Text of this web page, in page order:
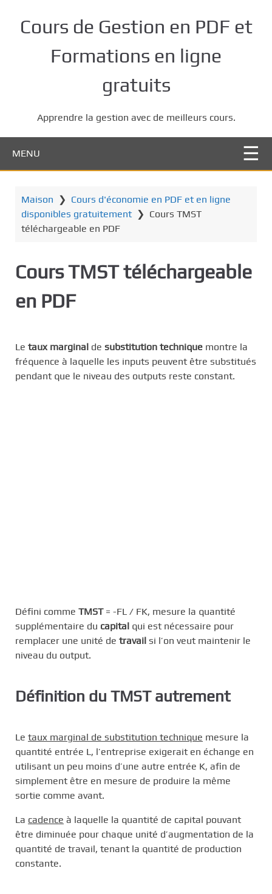
o
Cours de Gestion en PDF et
Formations en ligne
gratuits
Apprendre la gestion avec de meilleurs cours.
MENU
Maison ❯ Cours d'économie en PDF et en ligne
disponibles gratuitement ❯ Cours TMST
téléchargeable en PDF
Cours TMST téléchargeable
en PDF
Le taux marginal de substitution technique montre la
fréquence à laquelle les inputs peuvent être substitués
pendant que le niveau des outputs reste constant.
Défini comme TMST= -FL / FK, mesure la quantité
supplémentaire du capital qui est nécessaire pour
remplacer une unité de travail si l’on veut maintenir le
niveau du output.
Définition du TMST autrement
Le taux marginal de substitution technique mesure la
quantité entrée L, l’entreprise exigerait en échange en
utilisant un peu moins d’une autre entrée K, afin de
simplement être en mesure de produire la même
sortie comme avant.
La cadence à laquelle la quantité de capital pouvant
être diminuée pour chaque unité d’augmentation de la
quantité de travail, tenant la quantité de production
constante.